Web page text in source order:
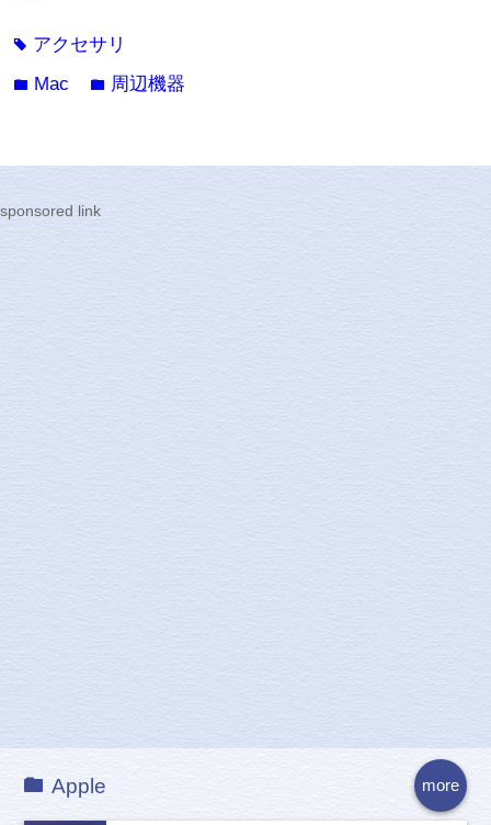
tag アクセサリ
folder Mac folder 周辺機器
sponsored link
more
Apple